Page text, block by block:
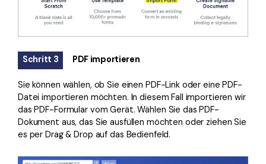
Schritt 3 PDF importieren
Sie können wählen, ob Sie einen PDF-Link oder eine PDF-
Datei importieren möchten. In diesem Fall importieren wir
das PDF-Formular vom Gerät. Wählen Sie das PDF-
Dokument aus, das Sie ausfüllen möchten oder ziehen Sie
es per Drag & Drop auf das Bedienfeld.